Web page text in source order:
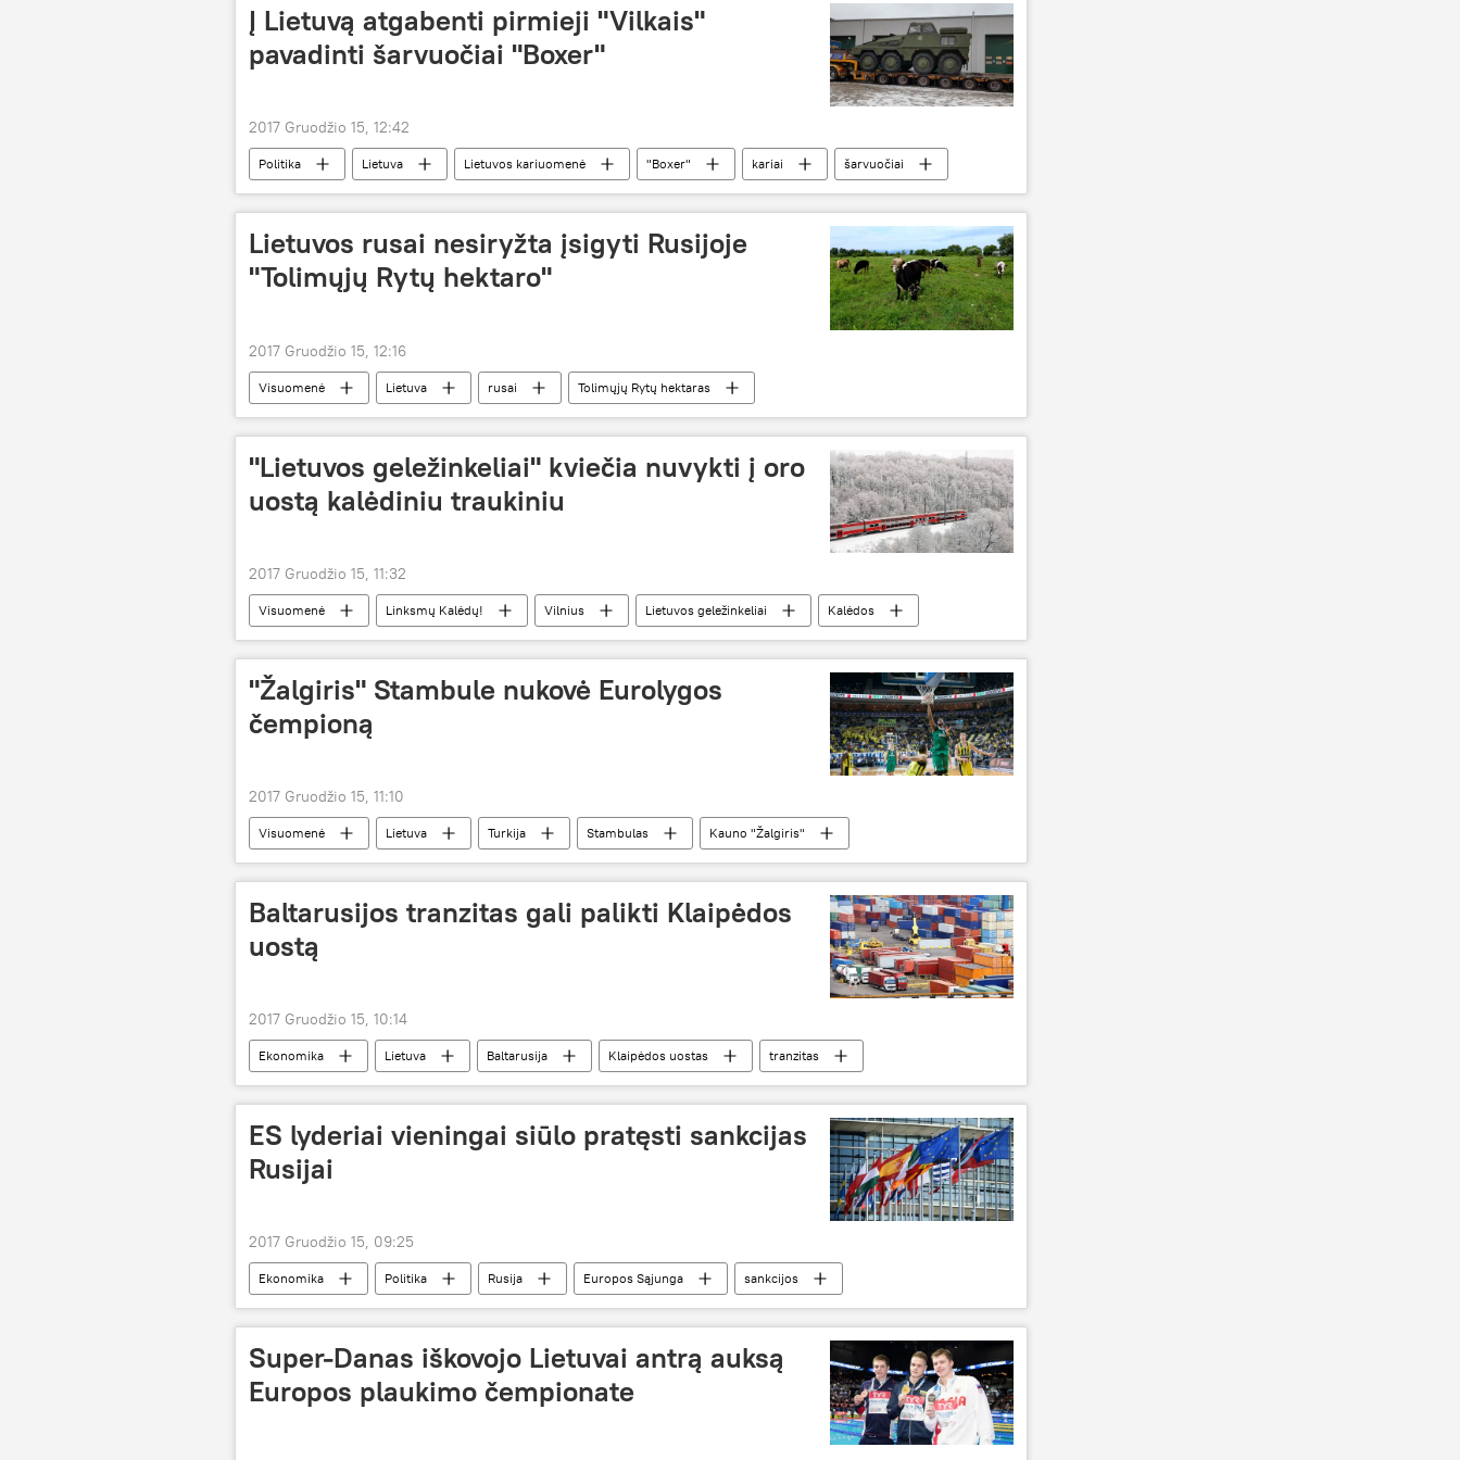
Į Lietuvą atgabenti pirmieji "Vilkais"
pavadinti šarvuočiai "Boxer"
2017 Gruodžio 15, 12:42
Politika Lietuva Lietuvos kariuomenė "Boxer" kariai
šarvuočiai
mokomosios pėstininkų kovos mašinos
Lietuvos rusai nesiryžta įsigyti Rusijoje
"Tolimųjų Rytų hektaro"
2017 Gruodžio 15, 12:16
Visuomenė Lietuva rusai Tolimųjų Rytų hektaras
"Lietuvos geležinkeliai" kviečia nuvykti į oro
uostą kalėdiniu traukiniu
2017 Gruodžio 15, 11:32
Visuomenė Linksmų Kalėdų! Vilnius Lietuvos geležinkeliai
Kalėdos
mugė
"Žalgiris" Stambule nukovė Eurolygos
čempioną
2017 Gruodžio 15, 11:10
Visuomenė Lietuva Turkija Stambulas
Kauno "Žalgiris"
Eurolyga
krepšinis
Baltarusijos tranzitas gali palikti Klaipėdos
uostą
2017 Gruodžio 15, 10:14
Ekonomika Lietuva Baltarusija Klaipėdos uostas tranzitas
ES lyderiai vieningai siūlo pratęsti sankcijas
Rusijai
2017 Gruodžio 15, 09:25
Ekonomika Politika Rusija Europos Sąjunga
sankcijos
sankcijos prieš Rusiją
Lazda turi du galus: sankcijos Rusijai
Super-Danas iškovojo Lietuvai antrą auksą
Europos plaukimo čempionate